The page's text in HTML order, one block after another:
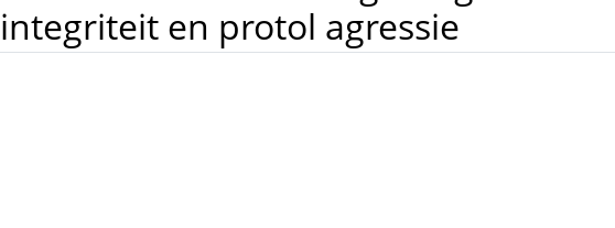
integriteit en protol agressie